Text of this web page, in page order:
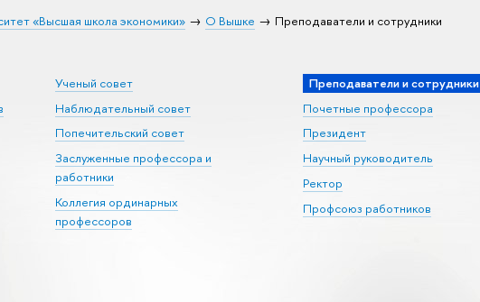
«Высшая школа экономики» О Вышке Преподаватели и сотрудники
Ученый совет
Наблюдательный совет
Попечительский совет
Заслуженные профессора и
работники
Коллегия ординарных
профессоров
Преподаватели и сотрудники
Почетные профессора
Президент
Научный руководитель
Ректор
Профсоюз работников